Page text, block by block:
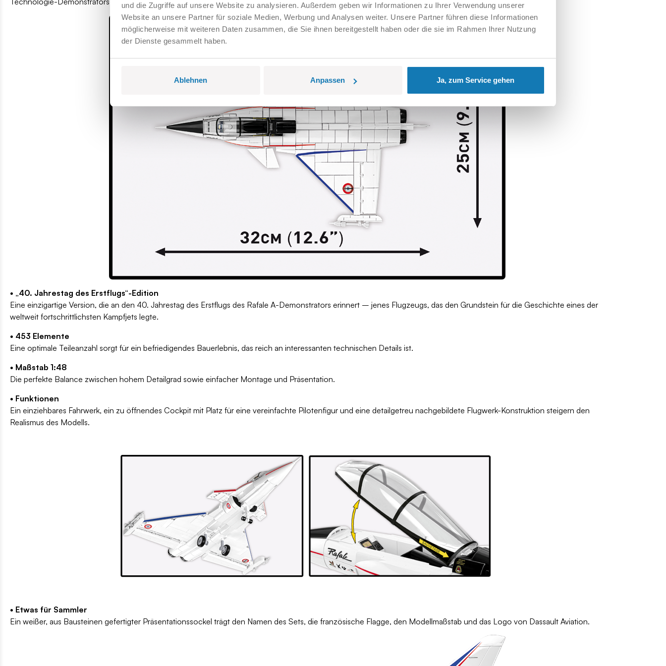
und die Zugriffe auf unsere Website zu analysieren. Außerdem geben wir Informationen zu Ihrer Verwendung unserer
Website an unsere Partner für soziale Medien, Werbung und Analysen weiter. Unsere Partner führen diese Informationen
möglicherweise mit weiteren Daten zusammen, die Sie ihnen bereitgestellt haben oder die sie im Rahmen Ihrer Nutzung
der Dienste gesammelt haben.
Ablehnen Anpassen Ja, zum Service gehen
• „40. Jahrestag des Erstflugs“-Edition
Eine einzigartige Version, die an den 40. Jahrestag des Erstflugs des Rafale A-Demonstrators erinnert – jenes Flugzeugs, das den Grundstein für die Geschichte eines der
weltweit fortschrittlichsten Kampfjets legte.
• 453 Elemente
Eine optimale Teileanzahl sorgt für ein befriedigendes Bauerlebnis, das reich an interessanten technischen Details ist.
• Maßstab 1:48
Die perfekte Balance zwischen hohem Detailgrad sowie einfacher Montage und Präsentation.
• Funktionen
Ein einziehbares Fahrwerk, ein zu öffnendes Cockpit mit Platz für eine vereinfachte Pilotenfigur und eine detailgetreu nachgebildete Flugwerk-Konstruktion steigern den
Realismus des Modells.
• Etwas für Sammler
Ein weißer, aus Bausteinen gefertigter Präsentationssockel trägt den Namen des Sets, die französische Flagge, den Modellmaßstab und das Logo von Dassault Aviation.